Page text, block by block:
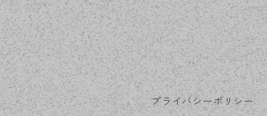
OPP袋
プライバシーポリシー